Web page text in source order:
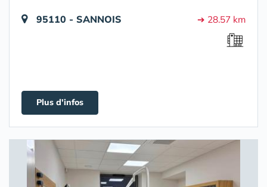
95110 - SANNOIS ➔ 28.57 km
Plus d'infos